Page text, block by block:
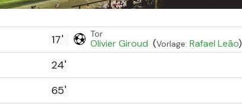
17' Tor
Olivier Giroud (Vorlage: Rafael Leão)
24'
65'